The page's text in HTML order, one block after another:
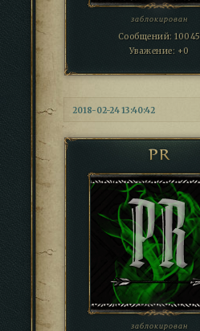
заблокирован
Сообщений: 10045
Уважение: +0
2018-02-24 13:40:42
PR
заблокирован